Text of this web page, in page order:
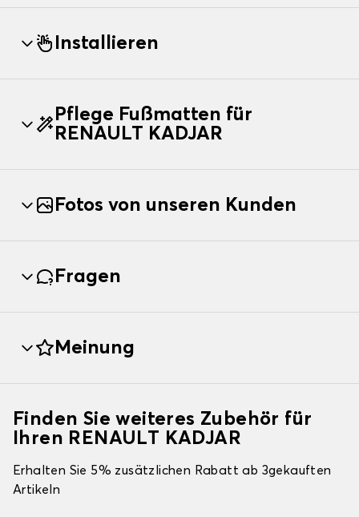
Installieren
Pflege Fußmatten für
RENAULT KADJAR
Fotos von unseren Kunden
Fragen
Meinung
Finden Sie weiteres Zubehör für
Ihren RENAULT KADJAR
Erhalten Sie 5% zusätzlichen Rabatt ab 3gekauften
Artikeln